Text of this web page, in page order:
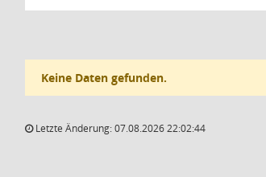
Keine Daten gefunden.
Letzte Änderung: 07.08.2026 22:02:44